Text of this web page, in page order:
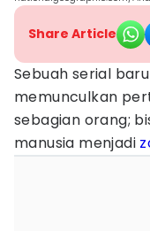
Share Article
Sebuah serial
memunculkan
sebagian orang;
manusia menjadi